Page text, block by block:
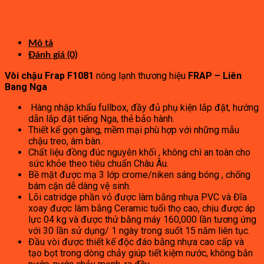
Mô tả
Đánh giá (0)
Vòi chậu Frap F1081 nóng lạnh thương hiệu FRAP – Liên
Bang Nga
Hàng nhập khẩu fullbox, đầy đủ phụ kiện lắp đặt, hướng
dẫn lắp đặt tiếng Nga, thẻ bảo hành.
Thiết kế gọn gàng, mềm mại phù hợp với những mẫu
chậu treo, âm bàn.
Chất liệu đồng đúc nguyên khối , không chì an toàn cho
sức khỏe theo tiêu chuẩn Châu Âu.
Bề mặt được mạ 3 lớp crome/niken sáng bóng , chống
bám cặn dễ dàng vệ sinh.
Lõi catridge phần vỏ được làm bằng nhựa PVC và Đĩa
xoay được làm bằng Ceramic tuổi thọ cao, chịu được áp
lực 04 kg và được thử bằng máy 160,000 lần tương ứng
với 30 lần sử dụng/ 1 ngày trong suốt 15 năm liên tục.
Đầu vòi được thiết kế độc đáo bằng nhựa cao cấp và
tạo bọt trong dòng chảy giúp tiết kiệm nước, không bắn